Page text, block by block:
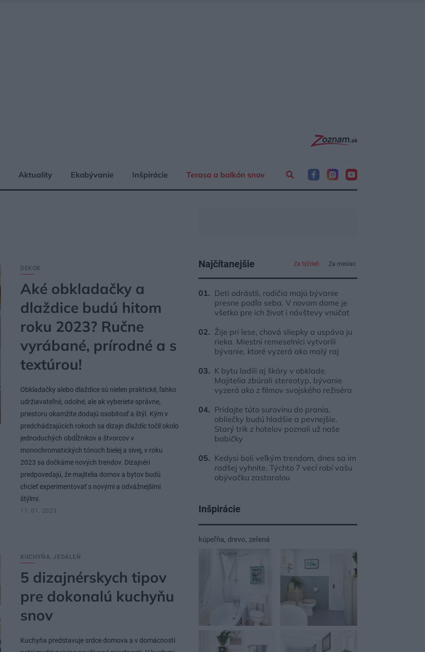
Aktuality Ekobývanie Inšpirácie Terasa a balkón snov
DEKOR
Aké obkladačky a
dlaždice budú hitom
roku 2023? Ručne
vyrábané, prírodné a s
textúrou!
Obkladačky alebo dlaždice sú nielen praktické, ľahko
udržiavateľné, odolné, ale ak vyberiete správne,
priestoru okamžite dodajú osobitosť a štýl. Kým v
predchádzajúcich rokoch sa dizajn dlaždíc točil okolo
jednoduchých obdĺžnikov a štvorcov v
monochromatických tónoch bielej a sivej, v roku
2023 sa dočkáme nových trendov. Dizajnéri
predpovedajú, že majitelia domov a bytov budú
chcieť experimentovať s novými a odvážnejšími
štýlmi.
11. 01. 2023
KUCHYŇA, JEDÁLEŇ
5 dizajnérskych tipov
pre dokonalú kuchyňu
snov
Kuchyňa predstavuje srdce domova a v domácnosti
Najčítanejšie Za týždeň Za mesiac
Deti odrástli, rodičia majú bývanie
presne podľa seba. V novom dome je
všetko pre ich život i návštevy vnúčat
Žije pri lese, chová sliepky a uspáva ju
rieka. Miestni remeselníci vytvorili
bývanie, ktoré vyzerá ako malý raj
K bytu ladili aj škáry v obklade.
Majitelia zbúrali stereotyp, bývanie
vyzerá ako z filmov svojského režiséra
Pridajte túto surovinu do prania,
obliečky budú hladšie a pevnejšie.
Starý trik z hotelov poznali už naše
babičky
Kedysi boli veľkým trendom, dnes sa im
radšej vyhnite. Týchto 7 vecí robí vašu
obývačku zastaralou
Inšpirácie
kúpeľňa, drevo, zelená